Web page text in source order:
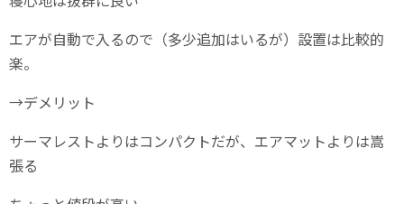
エアが自動で入るので（多少追加はいるが）設置は比較的
楽。
→デメリット
サーマレストよりはコンパクトだが、エアマットよりは嵩
張る